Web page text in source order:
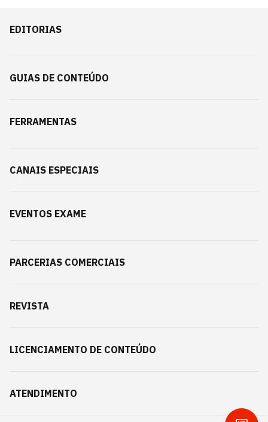
EDITORIAS
GUIAS DE CONTEÚDO
FERRAMENTAS
CANAIS ESPECIAIS
EVENTOS EXAME
PARCERIAS COMERCIAIS
REVISTA
LICENCIAMENTO DE CONTEÚDO
ATENDIMENTO